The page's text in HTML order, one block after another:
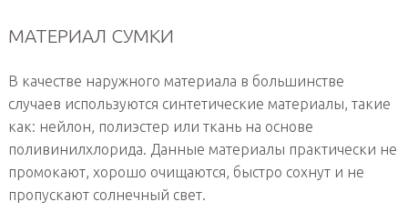
МАТЕРИАЛ СУМКИ
В качестве наружного материала в большинстве
случаев используются синтетические материалы, такие
как: нейлон, полиэстер или ткань на основе
поливинилхлорида. Данные материалы практически не
промокают, хорошо очищаются, быстро сохнут и не
пропускают солнечный свет.